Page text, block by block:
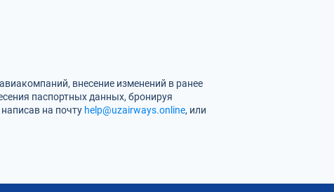
внесение изменений в ранее
паспортных данных, бронируя
на почту help@uzairways.online, или